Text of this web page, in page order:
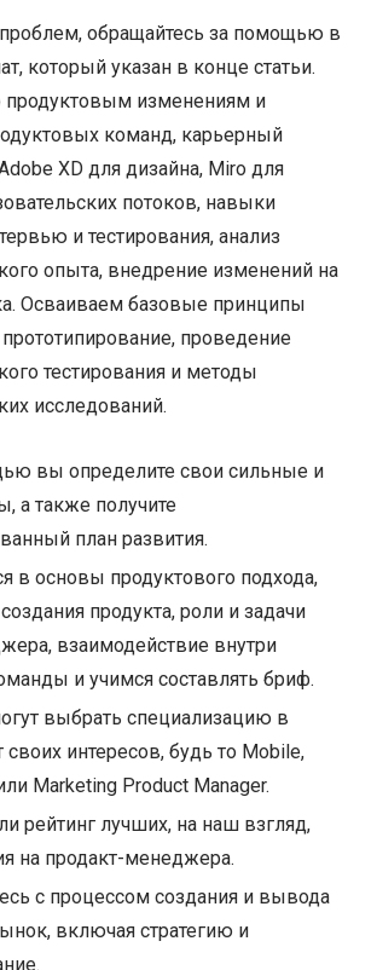
проблем, обращайтесь за помощью в
который указан в конце статьи.
продуктовым изменениям и
команд, карьерный
XD для дизайна, Miro для
потоков, навыки
и тестирования, анализ
опыта, внедрение изменений на
Осваиваем базовые принципы
проведение
тестирования и методы
исследований.
вы определите свои сильные и
а также получите
план развития.
в основы продуктового подхода,
продукта, роли и задачи
взаимодействие внутри
и учимся составлять бриф.
выбрать специализацию в
своих интересов, будь то Mobile,
Marketing Product Manager.
рейтинг лучших, на наш взгляд,
на продакт-менеджера.
с процессом создания и вывода
включая стратегию и